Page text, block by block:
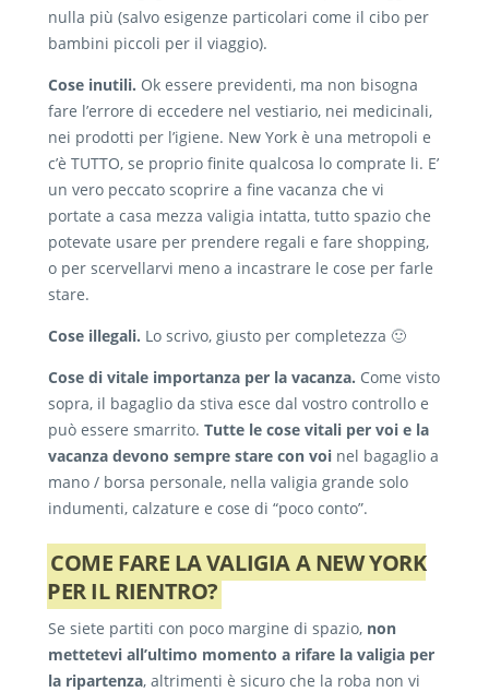
nulla più (salvo esigenze particolari come il cibo per
bambini piccoli per il viaggio).
Cose inutili. Ok essere previdenti, ma non bisogna
fare l’errore di eccedere nel vestiario, nei medicinali,
nei prodotti per l’igiene. New York è una metropoli e
c’è TUTTO, se proprio finite qualcosa lo comprate li. E’
un vero peccato scoprire a fine vacanza che vi
portate a casa mezza valigia intatta, tutto spazio che
potevate usare per prendere regali e fare shopping,
o per scervellarvi meno a incastrare le cose per farle
stare.
Cose illegali. Lo scrivo, giusto per completezza 🙂
Cose di vitale importanza per la vacanza. Come visto
sopra, il bagaglio da stiva esce dal vostro controllo e
può essere smarrito. Tutte le cose vitali per voi e la
vacanza devono sempre stare con voi nel bagaglio a
mano / borsa personale, nella valigia grande solo
indumenti, calzature e cose di “poco conto”.
COME FARE LA VALIGIA A NEW YORK
PER IL RIENTRO?
Se siete partiti con poco margine di spazio, non
mettetevi all’ultimo momento a rifare la valigia per
la ripartenza, altrimenti è sicuro che la roba non vi